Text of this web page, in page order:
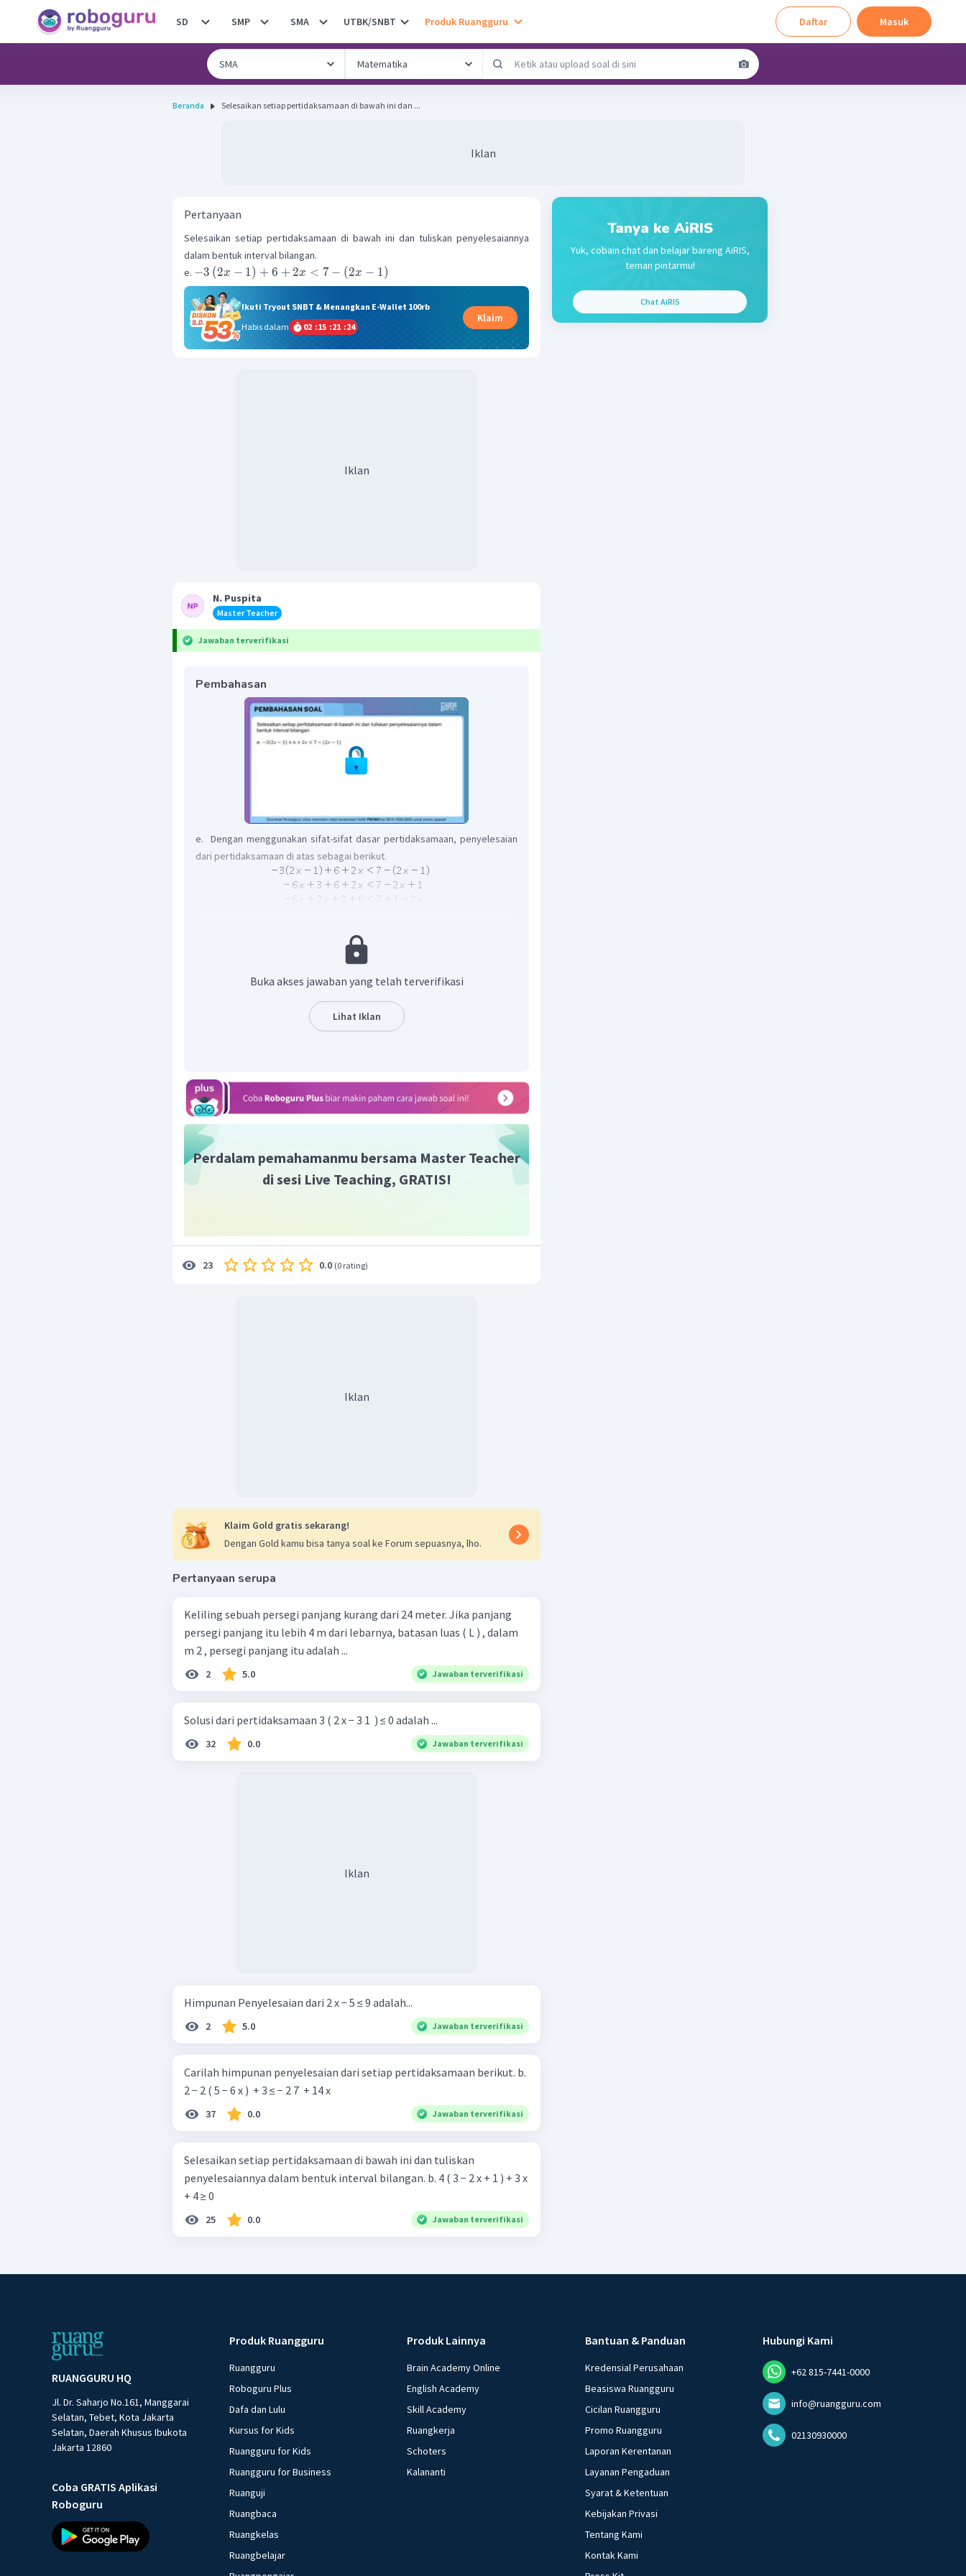
SD SMP SMA UTBK/SNBT Produk Ruangguru Daftar Masuk
Beranda Selesaikan setiap pertidaksamaan di bawah ini dan ...
Iklan
Pertanyaan
Selesaikan setiap pertidaksamaan di bawah ini dan tuliskan penyelesaiannya
dalam bentuk interval bilangan.
e. −3 (2x − 1) + 6 + 2x < 7 − (2x − 1)
Ikuti Tryout SNBT & Menangkan E-Wallet 100rb
Habis dalam
02 :15 :21 :23
Klaim
Iklan
N. Puspita
Master Teacher
Jawaban terverifikasi
Pembahasan
e. Dengan menggunakan sifat-sifat dasar pertidaksamaan, penyelesaian
dari pertidaksamaan di atas sebagai berikut.
Dengan demikian, interval penyelesaian dari pertidaksamaan
adalah
.
Buka akses jawaban yang telah terverifikasi
Lihat Iklan
Perdalam pemahamanmu bersama Master Teacher
di sesi Live Teaching, GRATIS!
23 0.0 (0 rating)
Iklan
Klaim Gold gratis sekarang!
Dengan Gold kamu bisa tanya soal ke Forum sepuasnya, lho.
Pertanyaan serupa
Keliling sebuah persegi panjang kurang dari 24 meter. Jika panjang
persegi panjang itu lebih 4 m dari lebarnya, batasan luas ( L ) , dalam
m 2 , persegi panjang itu adalah ...
2 5.0 Jawaban terverifikasi
Solusi dari pertidaksamaan 3 ( 2 x − 3 1 ​ ) ≤ 0 adalah ...
32 0.0 Jawaban terverifikasi
Iklan
Himpunan Penyelesaian dari 2 x − 5 ≤ 9 adalah...
2 5.0 Jawaban terverifikasi
Carilah himpunan penyelesaian dari setiap pertidaksamaan berikut. b.
2 − 2 ( 5 − 6 x ) ​ + 3 ≤ − 2 7 ​ + 14 x
37 0.0 Jawaban terverifikasi
Selesaikan setiap pertidaksamaan di bawah ini dan tuliskan
penyelesaiannya dalam bentuk interval bilangan. b. 4 ( 3 − 2 x + 1 ) + 3 x
+ 4 ≥ 0
25 0.0 Jawaban terverifikasi
Tanya ke AiRIS
Yuk, cobain chat dan belajar bareng AiRIS,
teman pintarmu!
Chat AiRIS
RUANGGURU HQ
Jl. Dr. Saharjo No.161, Manggarai
Selatan, Tebet, Kota Jakarta
Selatan, Daerah Khusus Ibukota
Jakarta 12860
Coba GRATIS Aplikasi
Roboguru
Produk Ruangguru
Ruangguru
Roboguru Plus
Dafa dan Lulu
Kursus for Kids
Ruangguru for Kids
Ruangguru for Business
Ruanguji
Ruangbaca
Ruangkelas
Ruangbelajar
Produk Lainnya
Brain Academy Online
English Academy
Skill Academy
Ruangkerja
Schoters
Kalananti
Bantuan & Panduan
Kredensial Perusahaan
Beasiswa Ruangguru
Cicilan Ruangguru
Promo Ruangguru
Laporan Kerentanan
Layanan Pengaduan
Syarat & Ketentuan
Kebijakan Privasi
Tentang Kami
Kontak Kami
Hubungi Kami
+62 815-7441-0000
info@ruangguru.com
02130930000